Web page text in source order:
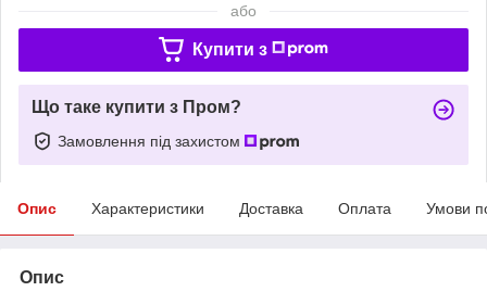
або
Купити з
Що таке купити з Пром?
Замовлення під захистом
Опис Характеристики Доставка Оплата Умови
Опис